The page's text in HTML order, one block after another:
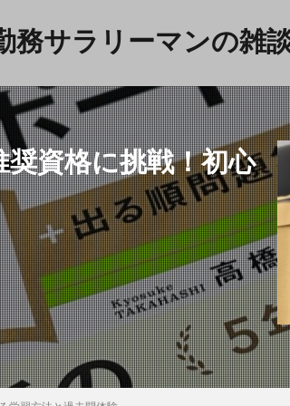
務サラリーマンの雑
資格に挑戦！初心
検索